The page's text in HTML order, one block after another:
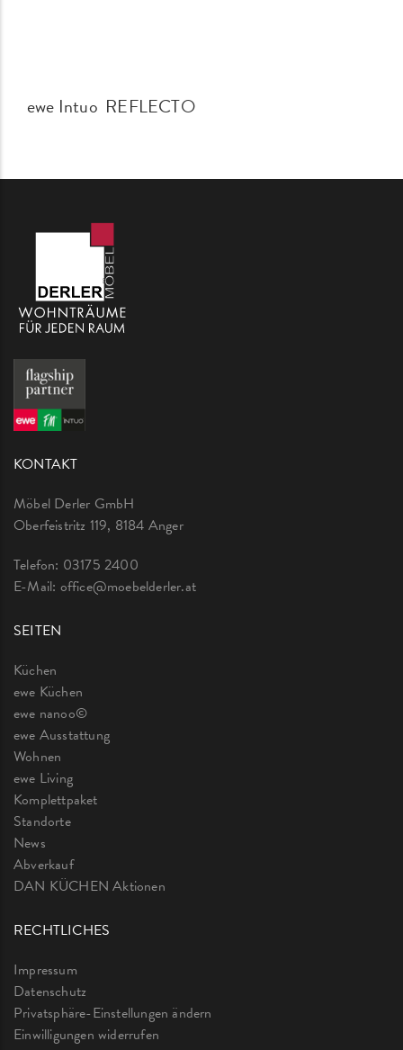
ewe Intuo REFLECTO
KONTAKT
Möbel Derler GmbH
Oberfeistritz 119, 8184 Anger
Telefon: 03175 2400
E-Mail: office@moebelderler.at
SEITEN
Küchen
ewe Küchen
ewe nanoo©
ewe Ausstattung
Wohnen
ewe Living
Komplettpaket
Standorte
News
Abverkauf
DAN KÜCHEN Aktionen
RECHTLICHES
Impressum
Datenschutz
Privatsphäre-Einstellungen ändern
Einwilligungen widerrufen